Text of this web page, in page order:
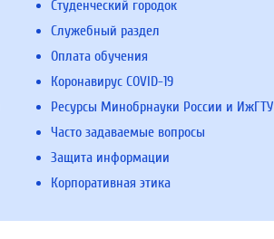
Студенческий городок
Служебный раздел
Оплата обучения
Коронавирус COVID-19
Ресурсы Минобрнауки России и ИжГТУ
Часто задаваемые вопросы
Защита информации
Корпоративная этика